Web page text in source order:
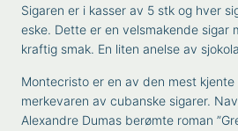
Sigaren er i kasser av 5 stk og hver
eske. Dette er en velsmakende sigar
kraftig smak. En liten anelse av
Montecristo er en av den mest
merkevaren av cubanske sigarer.
Alexandre Dumas berømte roman